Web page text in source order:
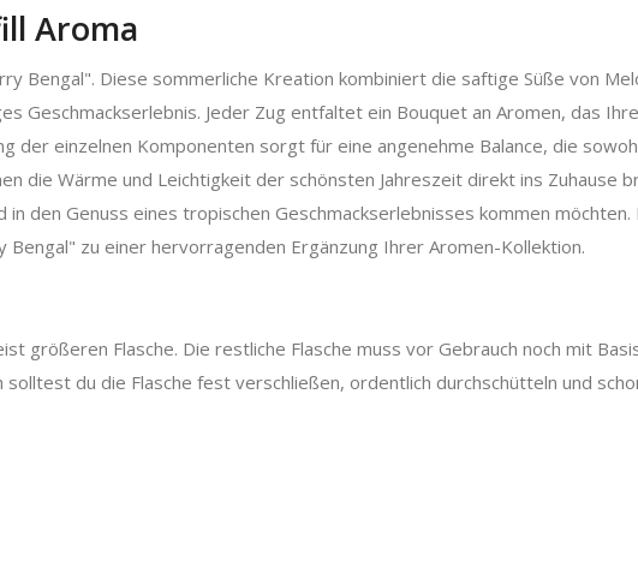
Aroma
Bengal". Diese sommerliche Kreation kombiniert die saftige Süße von
Geschmackserlebnis. Jeder Zug entfaltet ein Bouquet an Aromen, das
der einzelnen Komponenten sorgt für eine angenehme Balance, die
die Wärme und Leichtigkeit der schönsten Jahreszeit direkt ins Zuhause
den Genuss eines tropischen Geschmackserlebnisses kommen
zu einer hervorragenden Ergänzung Ihrer Aromen-Kollektion.
größeren Flasche. Die restliche Flasche muss vor Gebrauch noch mit
du die Flasche fest verschließen, ordentlich durchschütteln und